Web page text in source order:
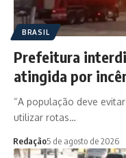
BRASIL
Prefeitura
atingida por
“A população deve
utilizar rotas…
Redação5 de agosto de 2026